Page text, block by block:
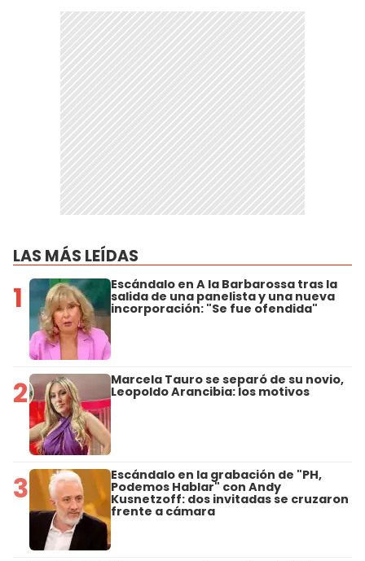
LAS MÁS LEÍDAS
1 Escándalo en A la Barbarossa tras la
salida de una panelista y una nueva
incorporación: "Se fue ofendida"
2 Marcela Tauro se separó de su novio,
Leopoldo Arancibia: los motivos
3 Escándalo en la grabación de "PH,
Podemos Hablar" con Andy
Kusnetzoff: dos invitadas se cruzaron
frente a cámara